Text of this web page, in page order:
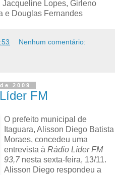
Lopes, Girleno
e Douglas Fernandes
Nenhum comentário:
2009
FM
O prefeito municipal de
Itaguara, Alisson Diego Batista
Moraes, concedeu uma
entrevista à Rádio Líder FM
93,7 nesta sexta-feira, 13/11.
Alisson Diego respondeu a